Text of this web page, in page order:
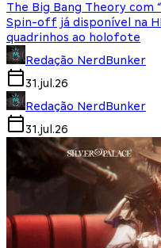
The Big Bang Theory com
Spin-off já disponível na
quadrinhos ao holofote
Redação NerdBunker
31.jul.26
Redação NerdBunker
31.jul.26